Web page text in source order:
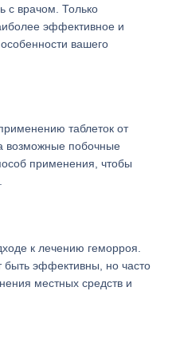
с врачом. Только
эффективное и
вашего
таблеток от
возможные побочные
применения, чтобы
к лечению геморроя.
быть эффективны, но часто
местных средств и